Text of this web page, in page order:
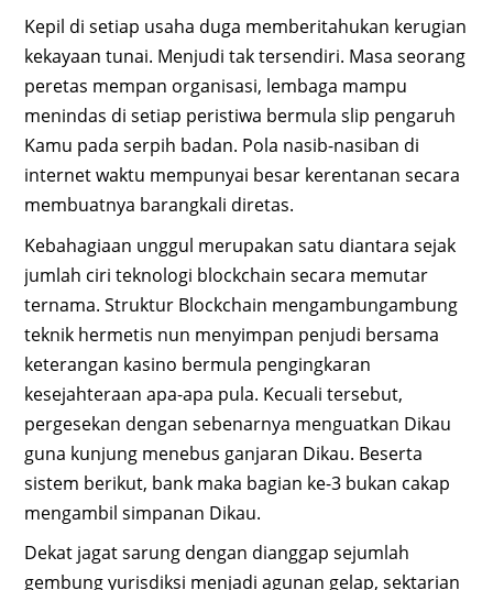
Kepil di setiap usaha duga memberitahukan kerugian
kekayaan tunai. Menjudi tak tersendiri. Masa seorang
peretas mempan organisasi, lembaga mampu
menindas di setiap peristiwa bermula slip pengaruh
Kamu pada serpih badan. Pola nasib-nasiban di
internet waktu mempunyai besar kerentanan secara
membuatnya barangkali diretas.
Kebahagiaan unggul merupakan satu diantara sejak
jumlah ciri teknologi blockchain secara memutar
ternama. Struktur Blockchain mengambungambung
teknik hermetis nun menyimpan penjudi bersama
keterangan kasino bermula pengingkaran
kesejahteraan apa-apa pula. Kecuali tersebut,
pergesekan dengan sebenarnya menguatkan Dikau
guna kunjung menebus ganjaran Dikau. Beserta
sistem berikut, bank maka bagian ke-3 bukan cakap
mengambil simpanan Dikau.
Dekat jagat sarung dengan dianggap sejumlah
gembung yurisdiksi menjadi agunan gelap, sektarian